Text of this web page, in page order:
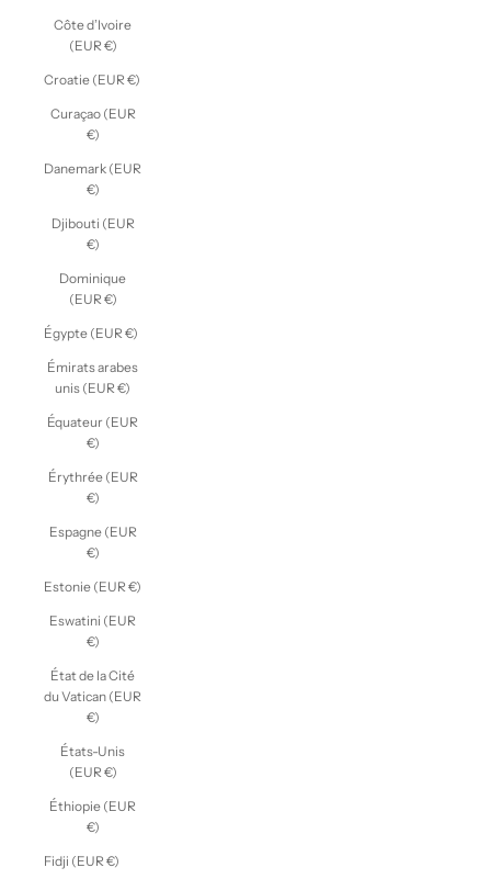
Côte d’Ivoire
(EUR €)
Croatie (EUR €)
Curaçao (EUR
€)
Danemark (EUR
€)
Djibouti (EUR
€)
Dominique
(EUR €)
Égypte (EUR €)
Émirats arabes
unis (EUR €)
Équateur (EUR
€)
Érythrée (EUR
€)
Espagne (EUR
€)
Estonie (EUR €)
Eswatini (EUR
€)
État de la Cité
du Vatican (EUR
€)
États-Unis
(EUR €)
Éthiopie (EUR
€)
Fidji (EUR €)